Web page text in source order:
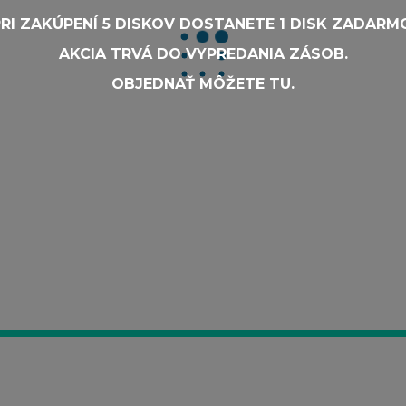
ZAKÚPENÍ 5 DISKOV DOSTANETE 1 DISK
AKCIA TRVÁ DO VYPREDANIA ZÁSOB.
OBJEDNAŤ MÔŽETE TU.